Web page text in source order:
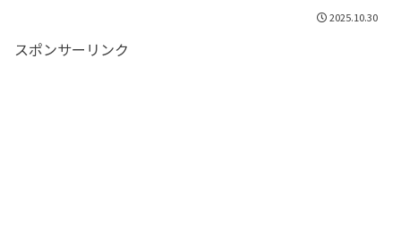
2025.10.30
スポンサーリンク